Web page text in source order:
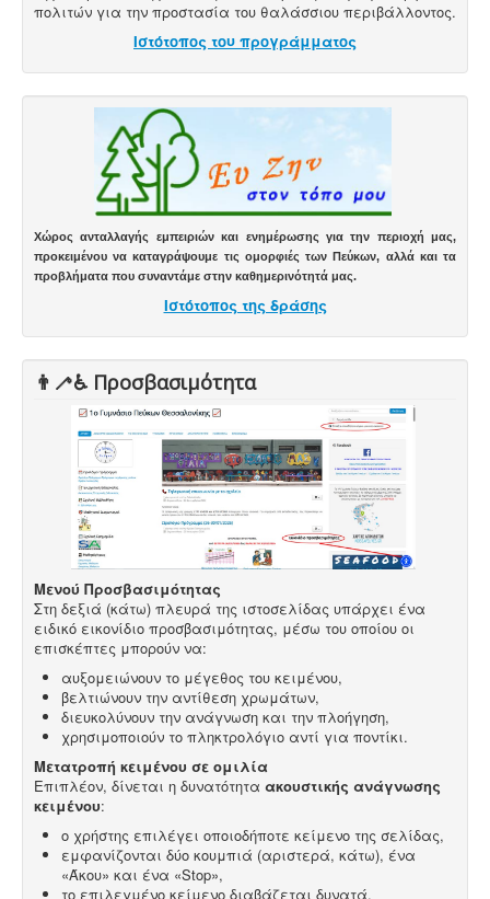
πολιτών για την προστασία του θαλάσσιου περιβάλλοντος.
Ιστότοπος του προγράμματος
Χώρος ανταλλαγής εμπειριών και ενημέρωσης για την περιοχή μας,
προκειμένου να καταγράψουμε τις ομορφιές των Πεύκων, αλλά και τα
προβλήματα που συναντάμε στην καθημερινότητά μας.
Ιστότοπος της δράσης
👨‍🦯♿️ Προσβασιμότητα
Μενού Προσβασιμότητας
Στη δεξιά (κάτω) πλευρά της ιστοσελίδας υπάρχει ένα
ειδικό εικονίδιο προσβασιμότητας, μέσω του οποίου οι
επισκέπτες μπορούν να:
αυξομειώνουν το μέγεθος του κειμένου,
βελτιώνουν την αντίθεση χρωμάτων,
διευκολύνουν την ανάγνωση και την πλοήγηση,
χρησιμοποιούν το πληκτρολόγιο αντί για ποντίκι.
Μετατροπή κειμένου σε ομιλία
Επιπλέον, δίνεται η δυνατότητα ακουστικής ανάγνωσης
κειμένου:
ο χρήστης επιλέγει οποιοδήποτε κείμενο της σελίδας,
εμφανίζονται δύο κουμπιά (αριστερά, κάτω), ένα
«Άκου» και ένα «Stop»,
το επιλεγμένο κείμενο διαβάζεται δυνατά.